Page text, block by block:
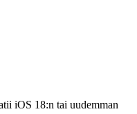
iOS 18:n tai uudemman